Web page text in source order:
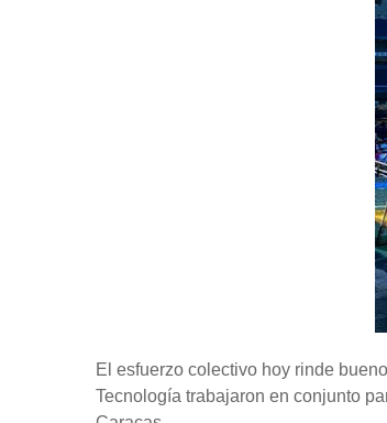
El esfuerzo colectivo hoy rinde
Tecnología trabajaron en conjunto